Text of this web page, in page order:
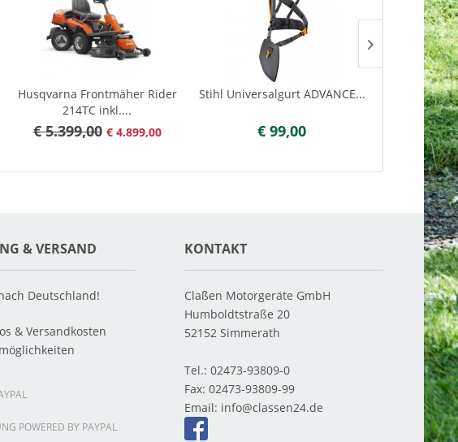
Husqvarna Frontmäher Rider
214TC inkl....
€ 5.399,00 € 4.899,00
Stihl Universalgurt ADVANCE...
€ 99,00
Husqvarna
€
& VERSAND
Deutschland!
& Versandkosten
POWERED BY PAYPAL
KONTAKT
Claßen Motorgeräte GmbH
Humboldtstraße 20
52152 Simmerath
Tel.: 02473-93809-0
Fax: 02473-93809-99
Email: info